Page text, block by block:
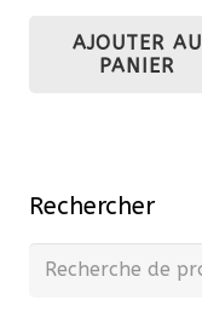
AJOUTER AU
PANIER
Rechercher
Recherche